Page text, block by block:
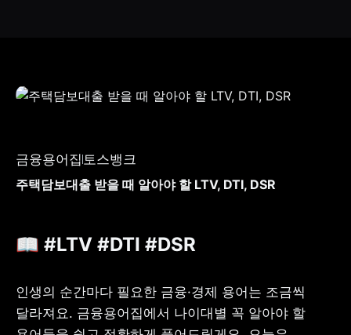
금융용어집 토스뱅크
주택담보대출 받을 때 알아야 할 LTV, DTI, DSR
📖 #LTV #DTI #DSR
인생의 순간마다 필요한 금융·경제 용어는 조금씩
달라져요. 금융용어집에서 나이대별 꼭 알아야 할